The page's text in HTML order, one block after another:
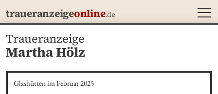
traueranzeigeonline.de
Traueranzeige
Martha Hölz
Glashütten im Februar 2025